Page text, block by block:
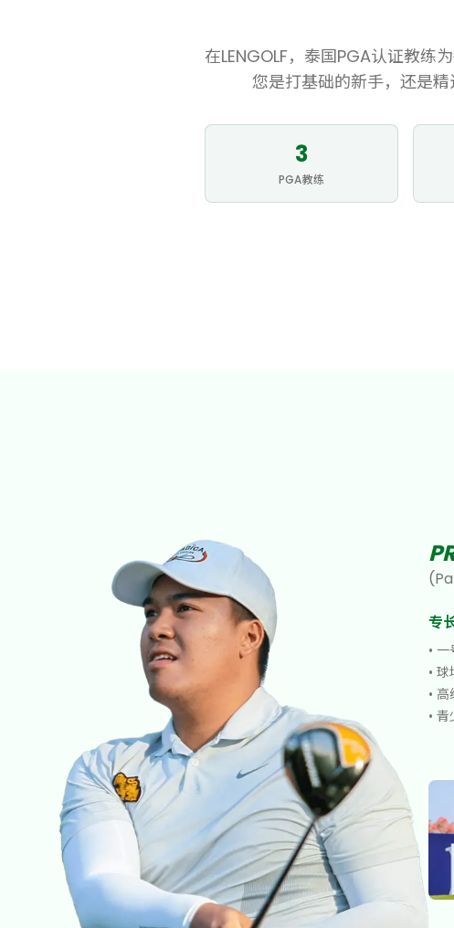
在LENGOLF，泰国PGA认证教
您是打基础的新手，还是
3
PGA教练
(
专
• 一
•球
• 高
•青